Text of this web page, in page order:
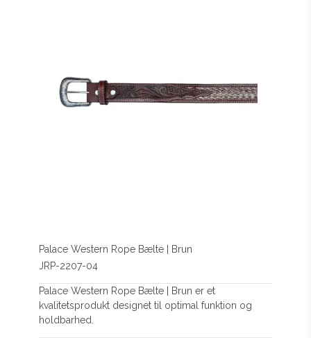
Palace Western Rope Bælte | Brun
JRP-2207-04
Palace Western Rope Bælte | Brun er et
kvalitetsprodukt designet til optimal funktion og
holdbarhed.